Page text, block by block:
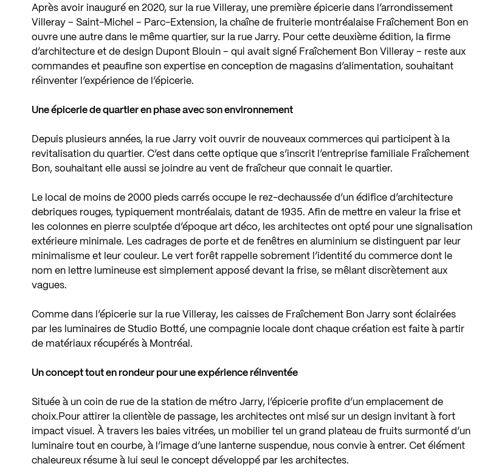
Après avoir inauguré en 2020, sur la rue Villeray, une première épicerie dans l’arrondissement
Villeray – Saint-Michel – Parc-Extension, la chaîne de fruiterie montréalaise Fraîchement Bon en
ouvre une autre dans le même quartier, sur la rue Jarry. Pour cette deuxième édition, la firme
d’architecture et de design Dupont Blouin – qui avait signé Fraîchement Bon Villeray – reste aux
commandes et peaufine son expertise en conception de magasins d’alimentation, souhaitant
réinventer l’expérience de l’épicerie.
Une épicerie de quartier en phase avec son environnement
Depuis plusieurs années, la rue Jarry voit ouvrir de nouveaux commerces qui participent à la
revitalisation du quartier. C’est dans cette optique que s’inscrit l’entreprise familiale Fraîchement
Bon, souhaitant elle aussi se joindre au vent de fraîcheur que connait le quartier.
Le local de moins de 2000 pieds carrés occupe le rez-dechaussée d’un édifice d’architecture
debriques rouges, typiquement montréalais, datant de 1935. Afin de mettre en valeur la frise et
les colonnes en pierre sculptée d’époque art déco, les architectes ont opté pour une signalisation
extérieure minimale. Les cadrages de porte et de fenêtres en aluminium se distinguent par leur
minimalisme et leur couleur. Le vert forêt rappelle sobrement l’identité du commerce dont le
nom en lettre lumineuse est simplement apposé devant la frise, se mêlant discrètement aux
vagues.
Comme dans l’épicerie sur la rue Villeray, les caisses de Fraîchement Bon Jarry sont éclairées
par les luminaires de Studio Botté, une compagnie locale dont chaque création est faite à partir
de matériaux récupérés à Montréal.
Un concept tout en rondeur pour une expérience réinventée
Située à un coin de rue de la station de métro Jarry, l’épicerie profite d’un emplacement de
choix.Pour attirer la clientèle de passage, les architectes ont misé sur un design invitant à fort
impact visuel. À travers les baies vitrées, un mobilier tel un grand plateau de fruits surmonté d’un
luminaire tout en courbe, à l’image d’une lanterne suspendue, nous convie à entrer. Cet élément
chaleureux résume à lui seul le concept développé par les architectes.